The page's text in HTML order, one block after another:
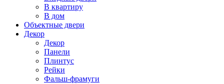
В квартиру
В дом
Объектные двери
Декор
Декор
Панели
Плинтус
Рейки
Фальш-фрамуги